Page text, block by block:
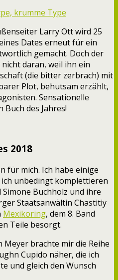
krumme Type
Larry Ott wird 25
Dates erneut für ein
gemacht. Doch der
daran, weil ihn ein
(die bitter zerbrach) mit
Plot, behutsam erzählt,
Sensationelle
Buch des Jahres!
2018
für mich. Ich habe einige
unbedingt komplettieren
Buchholz und ihre
Staatsanwältin Chastitiy
Mexikoring, dem 8. Band
Teile besorgt.
Meyer brachte mir die Reihe
Cupido näher, die ich
und gleich den Wunsch